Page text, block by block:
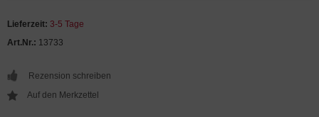
Lieferzeit: 3-5 Tage
Art.Nr.: 13733
Rezension schreiben